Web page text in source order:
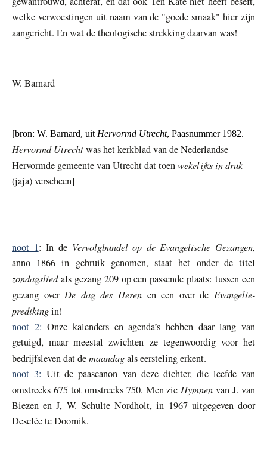
welke verwoestingen uit naam van de "goede smaak" hier zijn
aangericht. En wat de theologische strekking daarvan was!
W. Barnard
[bron: W. Barnard, uit Hervormd Utrecht, Paasnummer 1982.
Hervormd Utrechtwas het kerkblad van de Nederlandse
Hervormde gemeente van Utrecht dat toenwekelijks in druk
(jaja) verscheen]
noot 1: In de Vervolgbundel op de Evangelische Gezangen,
anno 1866 in gebruik genomen, staat het onder de titel
zondagsliedals gezang 209 op een passende plaats: tussen een
gezang overDe dag des Heren en een over deEvangelie-
predikingin!
noot 2:Onze kalenders en agenda’s hebben daar lang van
getuigd, maar meestal zwichten ze tegenwoordig voor het
bedrijfsleven dat demaandagals eersteling erkent.
noot 3:Uit de paascanon van deze dichter, die leefde van
omstreeks 675 tot omstreeks 750. Men zieHymnenvan J. van
Biezen en J, W. Schulte Nordholt, in 1967 uitgegeven door
Desclée te Doornik.